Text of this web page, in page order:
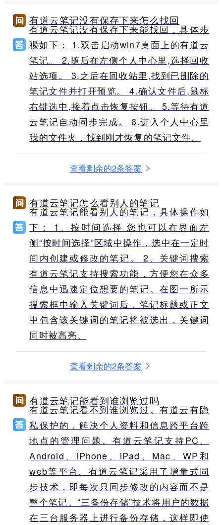
有道云笔记没有保存下来怎么找回
有道云笔记没有保存下来能找回，具体步
骤如下： 1.双击启动win7桌面上的有道云
笔记。 2.随后在左侧个人中心里,选择回收
站选项。 3.之后在回收站里,找到已删除的
笔记文件并打开预览。 4.确认文件后,鼠标
右键选中,接着点击恢复按钮。 5.等待有道
云笔记自动同步完成。 6.进入个人中心里
我的文件夹，找到刚才恢复的笔记文件。
查看剩余的2条答案
有道云笔记怎么看别人的笔记
有道云笔记能看别人的笔记，具体操作如
下： 1、按时间选择 您也可以在界面左
侧“按时间选择”区域中操作，选中在一定时
间内创建或修改的笔记。 2、关键词搜索
有道云笔记支持搜索功能，方便您在众多
信息中迅速定位想要的笔记。在图一所示
搜索框中输入关键词后，笔记标题或正文
中包含该关键词的笔记将被选出，关键词
同时被高亮。
查看剩余的2条答案
有道云笔记能看到谁浏览过吗
有道云笔记看不到谁浏览过。有道云有隐
私保护的，解决个人资料和信息跨平台跨
地点的管理问题。有道云笔记支持PC、
Android、iPhone、iPad、Mac、WP和
web等平台。有道云笔记采用了增量式同
步技术，即每次只同步修改的内容而不是
整个笔记。“三备份存储”技术将用户的数据
在三台服务器上进行备份存储，这样即使